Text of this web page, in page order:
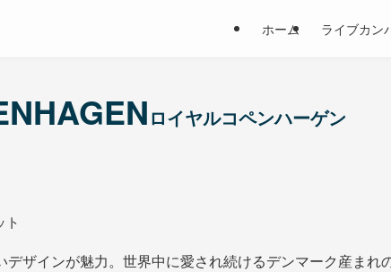
ホーム ライブカン
ロイヤルコペンハーゲン
ト
ザインが魅力。世界中に愛され続けるデンマーク産まれ